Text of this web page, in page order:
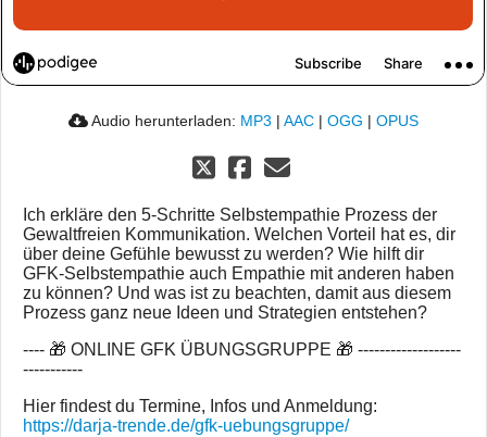
Audio herunterladen: MP3 | AAC | OGG | OPUS
Ich erkläre den 5-Schritte Selbstempathie Prozess der
Gewaltfreien Kommunikation. Welchen Vorteil hat es, dir
über deine Gefühle bewusst zu werden? Wie hilft dir
GFK-Selbstempathie auch Empathie mit anderen haben
zu können? Und was ist zu beachten, damit aus diesem
Prozess ganz neue Ideen und Strategien entstehen?
---- 🎁 ONLINE GFK ÜBUNGSGRUPPE 🎁 -------------------
-----------
Hier findest du Termine, Infos und Anmeldung:
https://darja-trende.de/gfk-uebungsgruppe/